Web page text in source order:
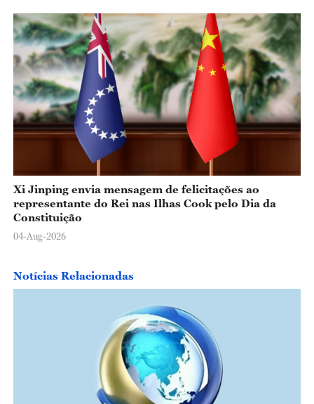
Xi Jinping envia mensagem de felicitações ao
representante do Rei nas Ilhas Cook pelo Dia da
Constituição
04-Aug-2026
Notícias Relacionadas